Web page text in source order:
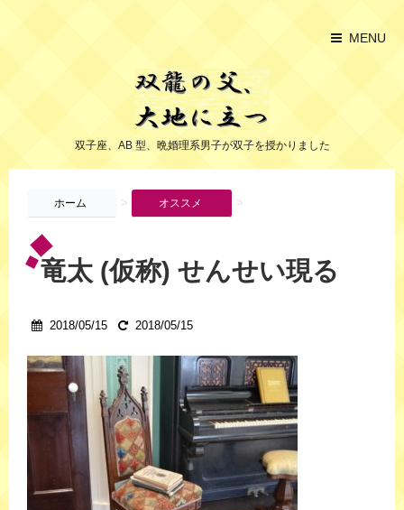
MENU
双子座、AB 型、晩婚理系男子が双子を授かりました
ホーム > オススメ >
竜太 (仮称) せんせい現る
2018/05/15 2018/05/15